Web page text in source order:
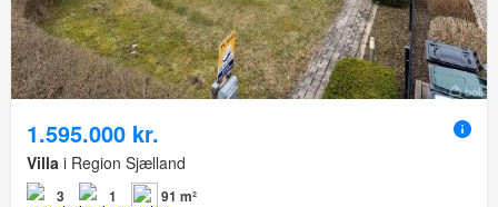
1.595.000 kr.
Villa i Region Sjælland
3 1 91 m²